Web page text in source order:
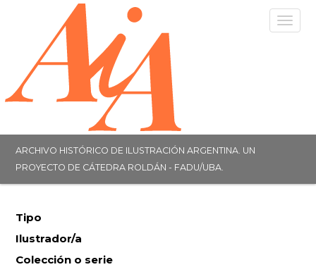
ARCHIVO HISTÓRICO DE ILUSTRACIÓN ARGENTINA. UN
PROYECTO DE CÁTEDRA ROLDÁN - FADU/UBA.
Tipo
Ilustrador/a
Colección o serie